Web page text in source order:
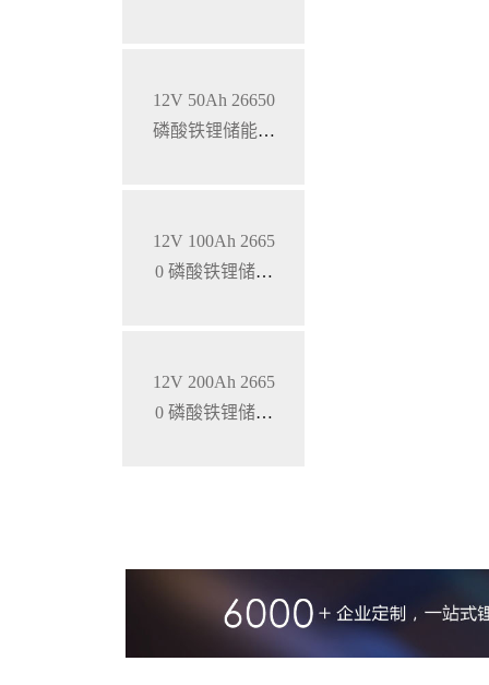
12V 50Ah 26650
磷酸铁锂储能锂
12V 100Ah 2665
0 磷酸铁锂储能
12V 200Ah 2665
0 磷酸铁锂储能